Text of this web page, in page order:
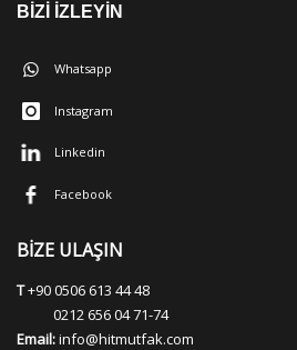
BİZİ İZLEYİN
Whatsapp
Instagram
Linkedin
Facebook
BİZE ULAŞIN
T+90 0506 613 44 48
0212 656 04 71-74
Email:info@hitmutfak.com